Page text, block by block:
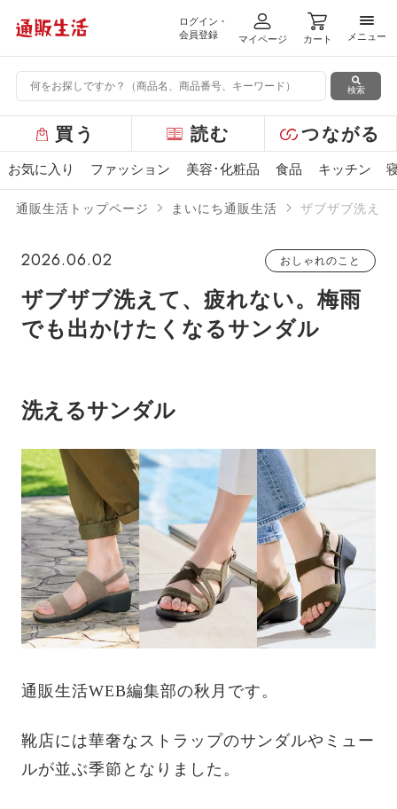
ログイン・
会員登録
マイページ カート
メ
メニュー
検索
ー
バ
買う 読む つながる
お気に入り ファッション 美容･化粧品 食品 キッチン
通販生活トップページ まいにち通販生活 ザブザブ洗え
2026.06.02 おしゃれのこと
ザブザブ洗えて、疲れない。梅雨
でも出かけたくなるサンダル
洗えるサンダル
通販生活WEB編集部の秋月です。
靴店には華奢なストラップのサンダルやミュー
ルが並ぶ季節となりました。